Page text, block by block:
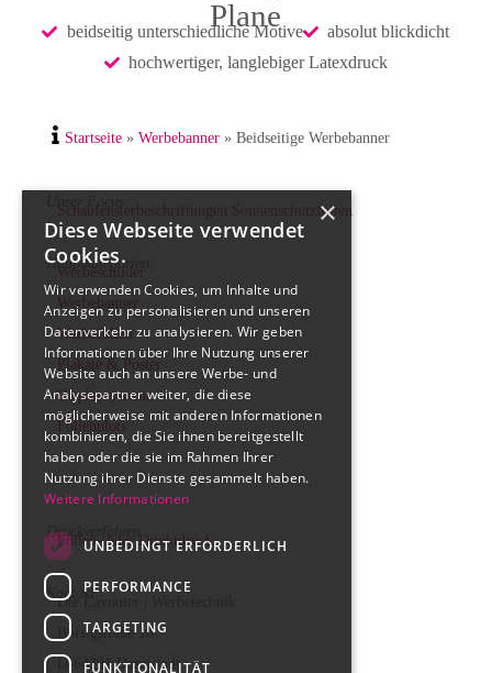
Plane
beidseitig unterschiedliche Motive
absolut blickdicht
hochwertiger, langlebiger Latexdruck
Startseite »Werbebanner »Beidseitige Werbebanner
Unser Focus:
Schaufensterbeschriftungen Sonnenschutzfolien
Hauptkategorien:
Werbeschilder
Werbebanner
Werbefolien
Plakate & Poster
Displaysysteme
Folienplots
.
Druckverfahren
Folien- oder Direktdruck
Kontakt
Die Layouter | Werbetechnik
Borsigstraße 16
D-64291 Darmstadt
×
Diese Webseite verwendet
Cookies.
Wir verwenden Cookies, um Inhalte und
Anzeigen zu personalisieren und unseren
Datenverkehr zu analysieren. Wir geben
Informationen über Ihre Nutzung unserer
Website auch an unsere Werbe- und
Analysepartner weiter, die diese
möglicherweise mit anderen Informationen
kombinieren, die Sie ihnen bereitgestellt
haben oder die sie im Rahmen Ihrer
Nutzung ihrer Dienste gesammelt haben.
Weitere Informationen
UNBEDINGT ERFORDERLICH
PERFORMANCE
TARGETING
FUNKTIONALITÄT